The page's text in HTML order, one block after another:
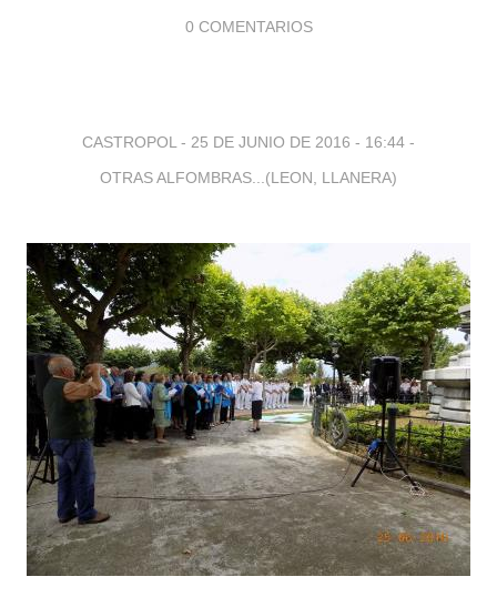
0 COMENTARIOS
CASTROPOL - 25 DE JUNIO DE 2016 - 16:44 -
OTRAS ALFOMBRAS...(LEON, LLANERA)